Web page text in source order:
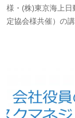
様・(株)東京海上
定協会様共催）の